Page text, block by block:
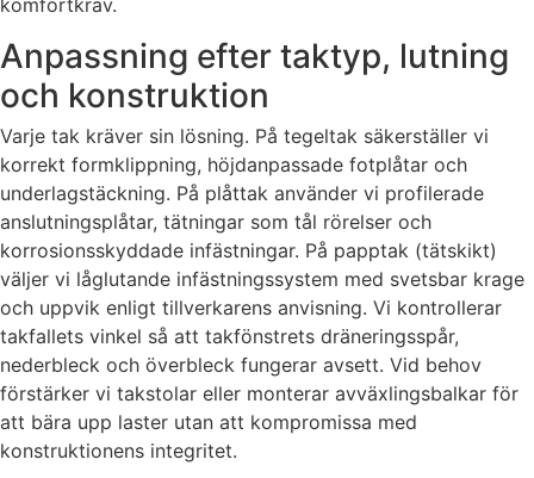
komfortkrav.
Anpassning efter taktyp, lutning
och konstruktion
Varje tak kräver sin lösning. På tegeltak säkerställer vi
korrekt formklippning, höjdanpassade fotplåtar och
underlagstäckning. På plåttak använder vi profilerade
anslutningsplåtar, tätningar som tål rörelser och
korrosionsskyddade infästningar. På papptak (tätskikt)
väljer vi låglutande infästningssystem med svetsbar krage
och uppvik enligt tillverkarens anvisning. Vi kontrollerar
takfallets vinkel så att takfönstrets dräneringsspår,
nederbleck och överbleck fungerar avsett. Vid behov
förstärker vi takstolar eller monterar avväxlingsbalkar för
att bära upp laster utan att kompromissa med
konstruktionens integritet.